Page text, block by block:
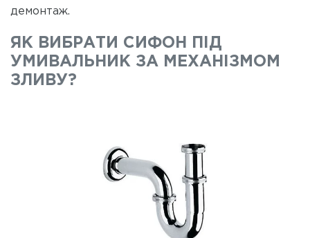
демонтаж.
ЯК ВИБРАТИ СИФОН ПІД
УМИВАЛЬНИК ЗА МЕХАНІЗМОМ
ЗЛИВУ?